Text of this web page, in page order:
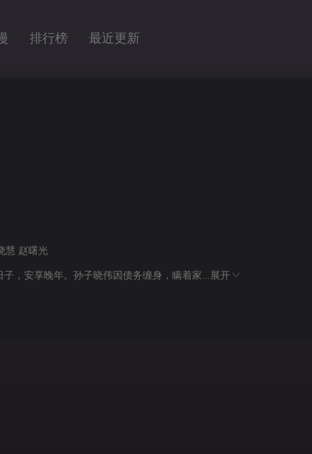
排行榜 最近更新
慧 赵曙光
，安享晚年。孙子晓伟因债务缠身，瞒着家... 展开